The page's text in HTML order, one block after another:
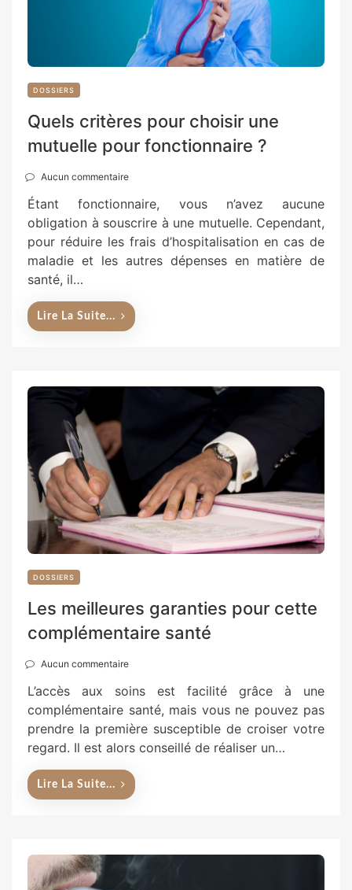
DOSSIERS
Quels critères pour choisir une
mutuelle pour fonctionnaire ?
Aucun commentaire
Étant fonctionnaire, vous n’avez aucune
obligation à souscrire à une mutuelle. Cependant,
pour réduire les frais d’hospitalisation en cas de
maladie et les autres dépenses en matière de
santé, il…
Lire La Suite...
DOSSIERS
Les meilleures garanties pour cette
complémentaire santé
Aucun commentaire
L’accès aux soins est facilité grâce à une
complémentaire santé, mais vous ne pouvez pas
prendre la première susceptible de croiser votre
regard. Il est alors conseillé de réaliser un…
Lire La Suite...